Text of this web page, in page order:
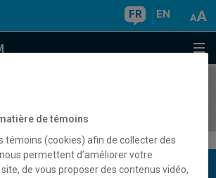
FR EN
de témoins
témoins (cookies) afin de collecter des
permettent d’améliorer votre
de vous proposer des contenus vidéo,